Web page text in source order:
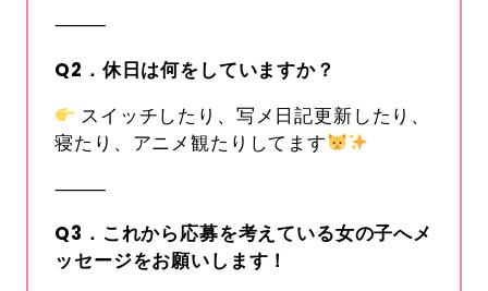
⸻
Q2 ．休日は何をしていますか？
スイッチしたり、写メ日記更新したり、
寝たり、アニメ観たりしてます
⸻
Q3 ．これから応募を考えている女の子へメ
ッセージをお願いします！